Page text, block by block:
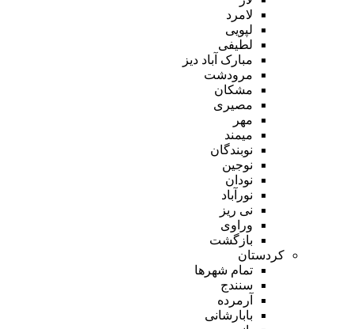
لامرد
لپویی
لطیفی
مبارک آباد دیز
مرودشت
مشکان
مصیری
مهر
میمند
نوبندگان
نوجین
نودان
نورآباد
نی ریز
وراوی
بازگشت
کردستان
تمام شهر‌ها
سنندج
آرمرده
بابارشانی